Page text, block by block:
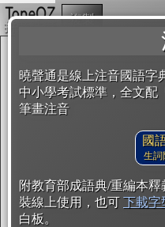
曉聲通是線上注音國語字
中小學考試標準，全文配
筆畫注音
國
生詞
附教育部成語典/重編本
裝線上使用，也可 下載字
白板。
複製